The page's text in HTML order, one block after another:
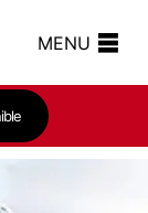
MENU